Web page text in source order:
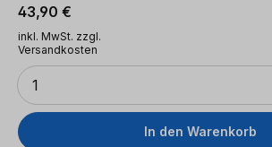
Regulärer Preis:
43,90 €
inkl. MwSt. zzgl.
Versandkosten
Anzahl
1
In den Warenkorb